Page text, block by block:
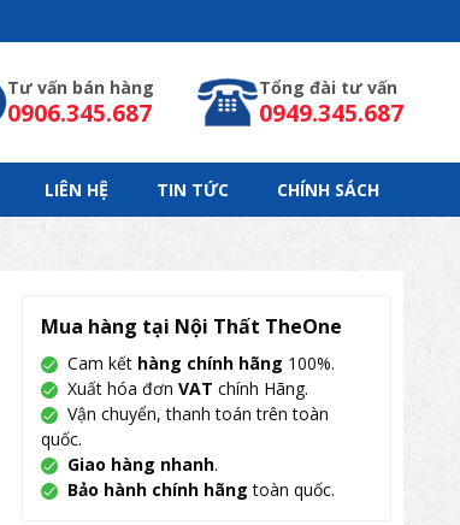
Tư vấn bán hàng
0906.345.687
Tổng đài tư vấn
0949.345.687
LIÊN HỆ TIN TỨC
CHÍNH SÁCH
Mua hàng tại Nội Thất TheOne
Cam kết hàng chính hãng 100%.
Xuất hóa đơn VAT chính Hãng.
Vận chuyển, thanh toán trên toàn
quốc.
Giao hàng nhanh.
Bảo hành chính hãng toàn quốc.